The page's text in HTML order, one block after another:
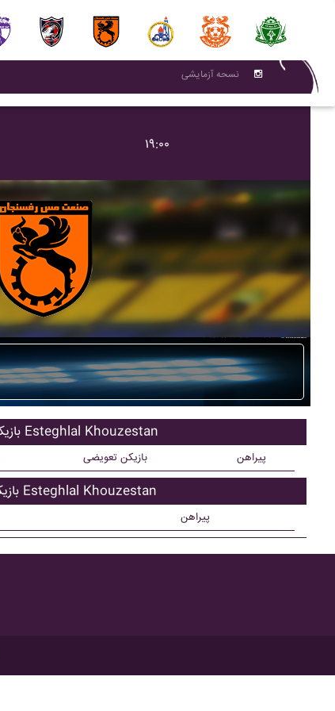
نسحه آزمایشی
۱۹:۰۰
بازیکنان اصلی Esteghlal Khouzestan
بازیکن تعویضی پیراهن
بازیکن ذحیره Esteghlal Khouzestan
پیراهن